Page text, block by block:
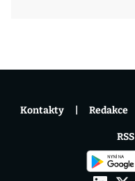
Kontakty Redakce
RSS